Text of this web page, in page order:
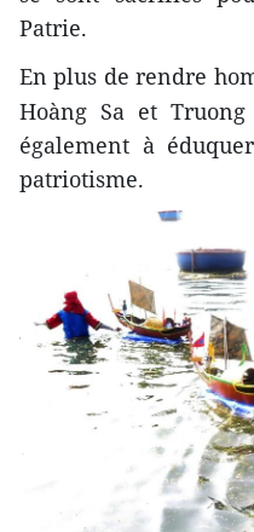
Patrie.
En plus de rendre
Hoàng Sa et
également à
patriotisme.